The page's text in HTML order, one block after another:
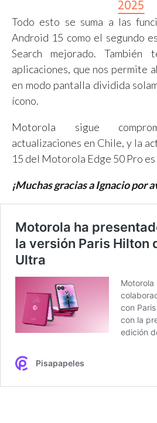
2025
Todo esto se suma a las
Android 15 como el segundo
Search mejorado.
aplicaciones, que nos permite
en modo pantalla dividida
ícono.
Motorola sigue
actualizaciones en Chile, y la
15 del Motorola Edge 50 Pro
¡Muchas gracias a Ignacio por